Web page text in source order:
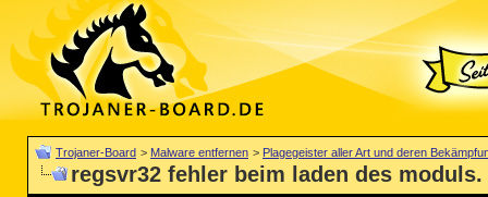
Trojaner-Board > Malware entfernen > Plagegeister aller Art und deren
regsvr32 fehler beim laden des moduls.